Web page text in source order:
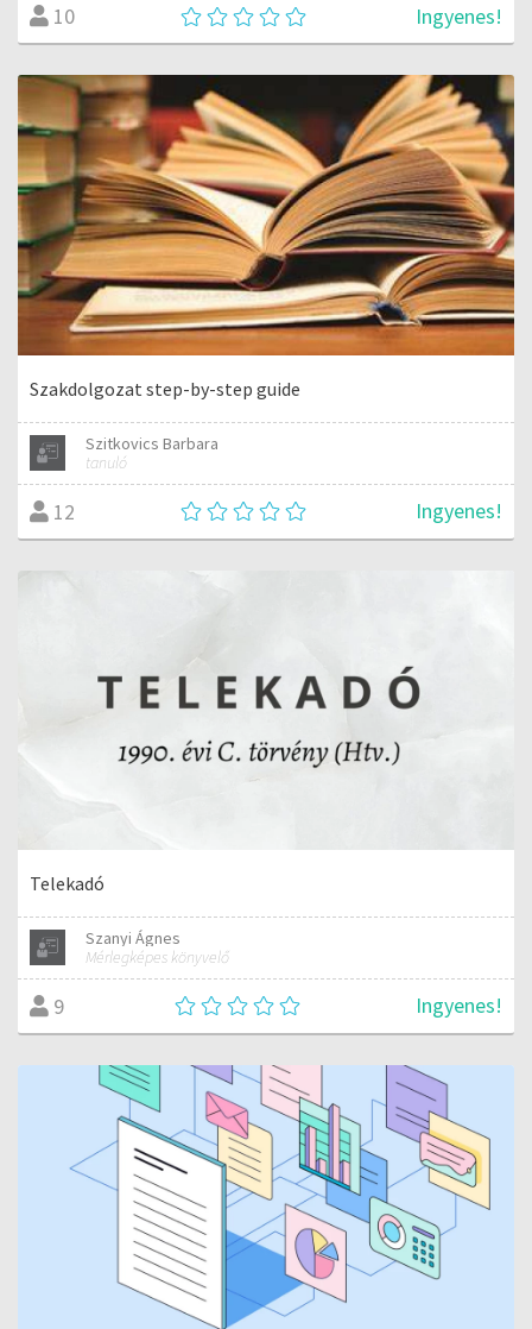
10 Ingyenes!
Szakdolgozat step-by-step guide
Szitkovics Barbara
tanuló
12 Ingyenes!
Telekadó
Szanyi Ágnes
Mérlegképes könyvelő
9 Ingyenes!